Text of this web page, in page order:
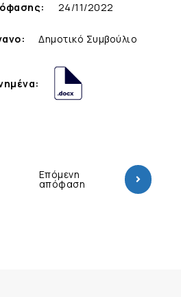
24/11/2022
Δημοτικό Συμβούλιο
Επόμενη
απόφαση